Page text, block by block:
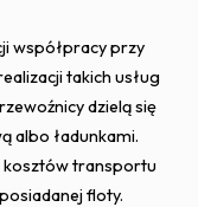
współpracy przy
takich usług
dzielą się
albo ładunkami.
kosztów transportu
floty.